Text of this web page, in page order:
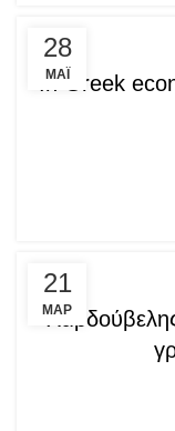
28
ΜΆΙ
In Greek
21
ΜΑΡ